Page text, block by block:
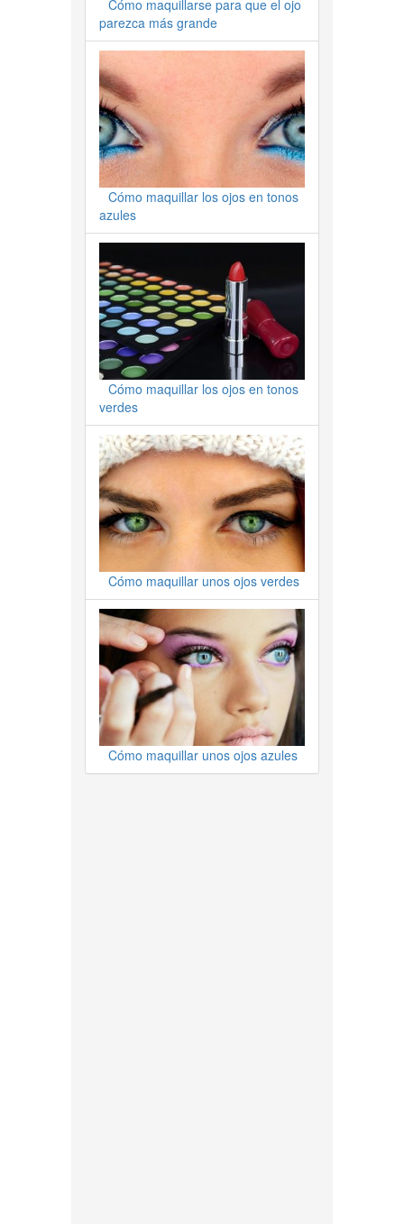
Cómo maquillarse para que el ojo
parezca más grande
Cómo maquillar los ojos en tonos
azules
Cómo maquillar los ojos en tonos
verdes
Cómo maquillar unos ojos verdes
Cómo maquillar unos ojos azules